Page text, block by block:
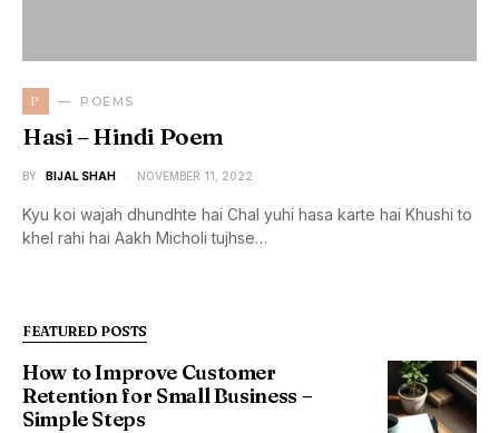
P POEMS
Hasi – Hindi Poem
BY BIJAL SHAH NOVEMBER 11, 2022
Kyu koi wajah dhundhte hai Chal yuhi hasa karte hai Khushi to
khel rahi hai Aakh Micholi tujhse…
FEATURED POSTS
How to Improve Customer
Retention for Small Business –
Simple Steps